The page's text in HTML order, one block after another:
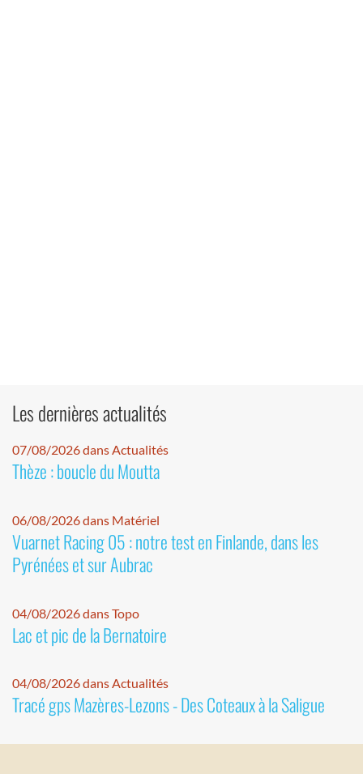
Les dernières actualités
07/08/2026 dans Actualités
Thèze : boucle du Moutta
06/08/2026 dans Matériel
Vuarnet Racing 05 : notre test en Finlande, dans les
Pyrénées et sur Aubrac
04/08/2026 dans Topo
Lac et pic de la Bernatoire
04/08/2026 dans Actualités
Tracé gps Mazères-Lezons - Des Coteaux à la Saligue